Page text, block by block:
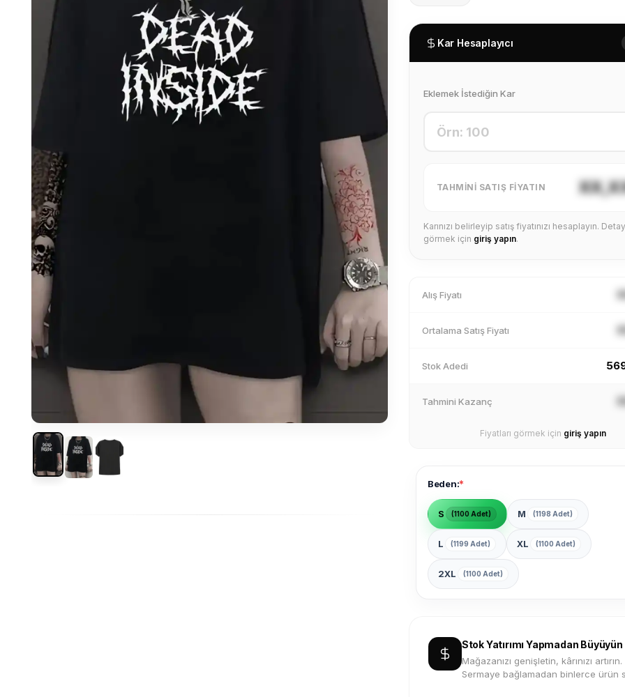
Kar Hesaplayıcı
Eklemek İstediğin Kar
TAHMINI SATIŞ FIYATIN
Karınızı belirleyip satış fiyatınızı hesaplayın.
görmek için giriş yapın.
Alış Fiyatı
Ortalama Satış Fiyatı
Stok Adedi
Tahmini Kazanç
Fiyatları görmek için giriş yapın
Beden:*
S (1100 Adet) M (1198 Adet)
L (1199 Adet) XL (1100 Adet)
2XL (1100 Adet)
Stok Yatırımı Yapmadan Büyüyün
Mağazanızı genişletin, kârınızı artırın.
Sermaye bağlamadan binlerce ürün